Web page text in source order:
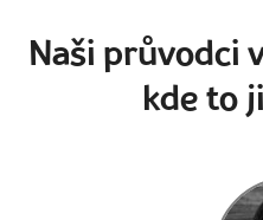
Naši průvodci
kde to